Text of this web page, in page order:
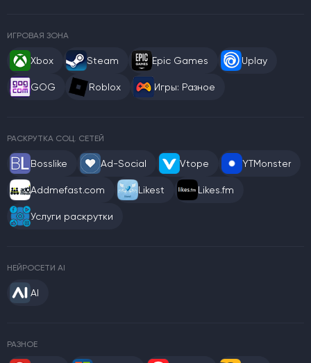
ИГРОВАЯ ЗОНА
Xbox Steam Epic Games Uplay
GOG Roblox Игры: Разное
РАСКРУТКА СОЦ. СЕТЕЙ
Bosslike Ad-Social Vtope YTMonster
Addmefast.com Likest Likes.fm
Услуги раскрутки
НЕЙРОСЕТИ AI
AI
РАЗНОЕ